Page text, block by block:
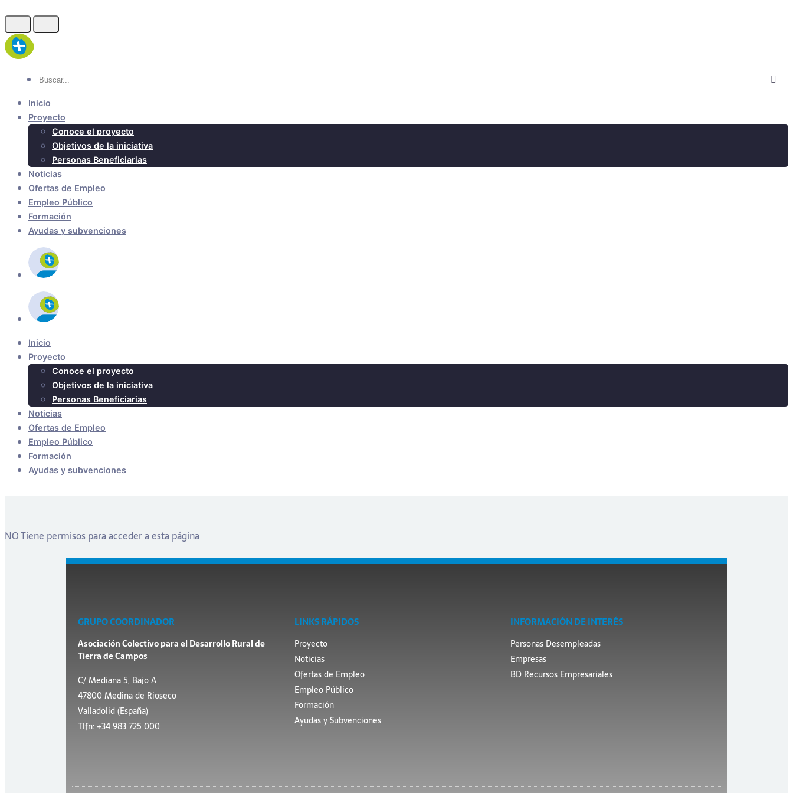
Inicio
Proyecto
Conoce el proyecto
Objetivos de la iniciativa
Personas Beneficiarias
Noticias
Ofertas de Empleo
Empleo Público
Formación
Ayudas y subvenciones
Inicio
Proyecto
Conoce el proyecto
Objetivos de la iniciativa
Personas Beneficiarias
Noticias
Ofertas de Empleo
Empleo Público
Formación
Ayudas y subvenciones
NO Tiene permisos para acceder a esta página
GRUPO COORDINADOR
Asociación Colectivo para el Desarrollo Rural de
Tierra de Campos
C/ Mediana 5, Bajo A
47800 Medina de Rioseco
Valladolid (España)
Tlfn: +34 983 725 000
LINKS RÁPIDOS
Proyecto
Noticias
Ofertas de Empleo
Empleo Público
Formación
Ayudas y Subvenciones
INFORMACIÓN DE INTERÉS
Personas Desempleadas
Empresas
BD Recursos Empresariales